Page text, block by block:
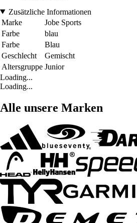
Zusätzliche Informationen
Marke
Jobe Sports
Farbe
blau
Farbe
Blau
Geschlecht
Gemischt
Altersgruppe Junior
Loading...
Loading...
Alle unsere Marken